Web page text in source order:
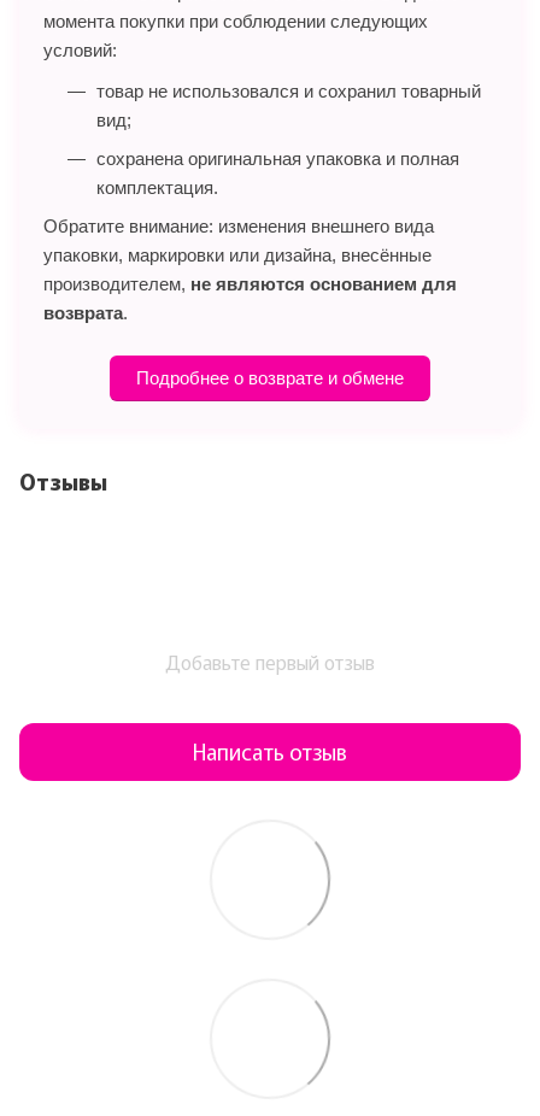
момента покупки при соблюдении следующих
условий:
товар не использовался и сохранил товарный
вид;
сохранена оригинальная упаковка и полная
комплектация.
Обратите внимание: изменения внешнего вида
упаковки, маркировки или дизайна, внесённые
производителем, не являются основанием для
возврата.
Подробнее о возврате и обмене
Отзывы
Добавьте первый отзыв
Написать отзыв